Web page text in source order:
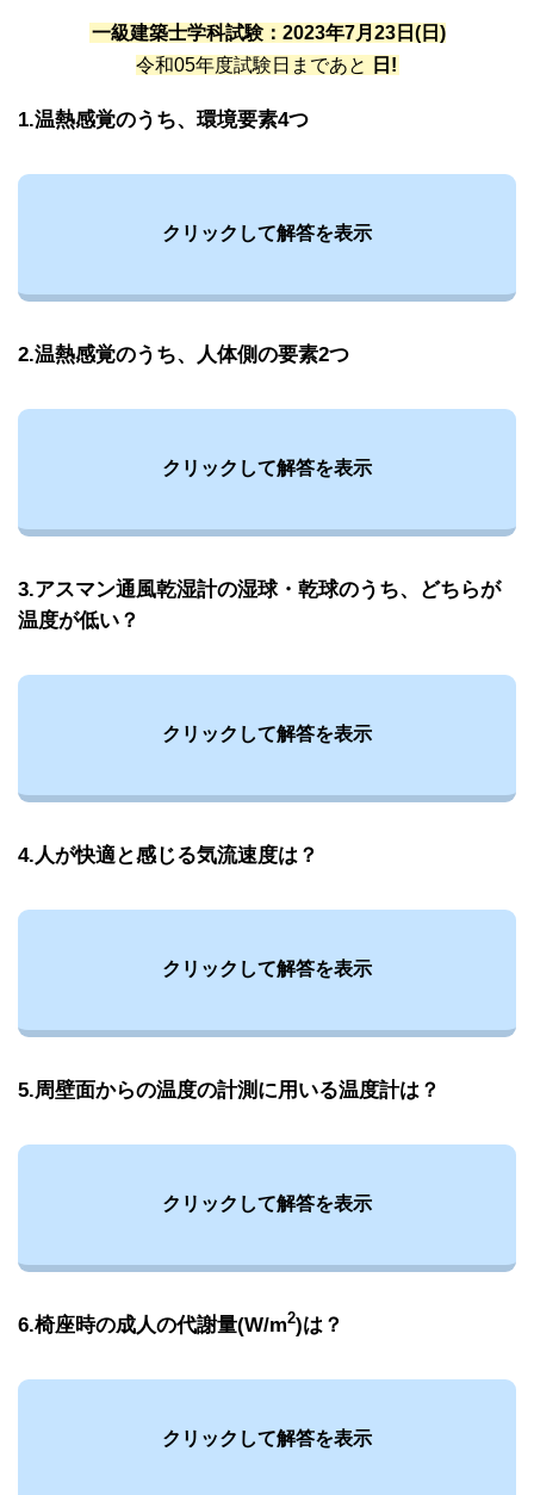
一級建築士学科試験：2023年7月23日(日)
令和05年度試験日まであと
日!
1.温熱感覚のうち、環境要素4つ
クリックして解答を表示
2.温熱感覚のうち、人体側の要素2つ
クリックして解答を表示
3.アスマン通風乾湿計の湿球・乾球のうち、どちらが
温度が低い？
クリックして解答を表示
4.人が快適と感じる気流速度は？
クリックして解答を表示
5.周壁面からの温度の計測に用いる温度計は？
クリックして解答を表示
6.椅座時の成人の代謝量(W/m2)は？
クリックして解答を表示